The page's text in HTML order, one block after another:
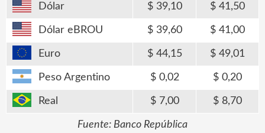
Dólar 39,10 41,50
Dólar eBROU 39,60 41,00
Euro 44,15 49,01
Peso Argentino 0,02 0,20
Real 7,00 8,70
Fuente: Banco República